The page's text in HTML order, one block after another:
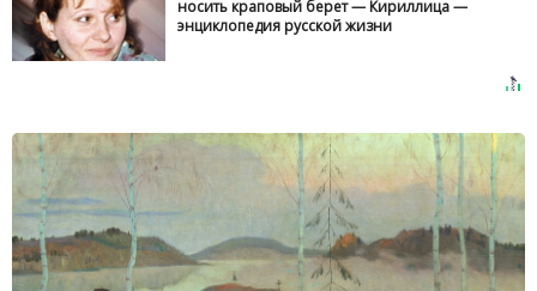
носить краповый берет — Кириллица —
энциклопедия русской жизни